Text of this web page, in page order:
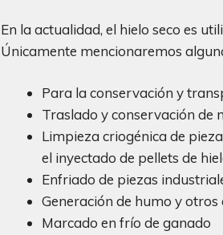
En la actualidad, el hielo seco es
Únicamente mencionaremos
Para la conservación y
Traslado y conservación de
Limpieza criogénica de
el inyectado de pellets de
Enfriado de piezas
Generación de humo y otros
Marcado en frío de ganado